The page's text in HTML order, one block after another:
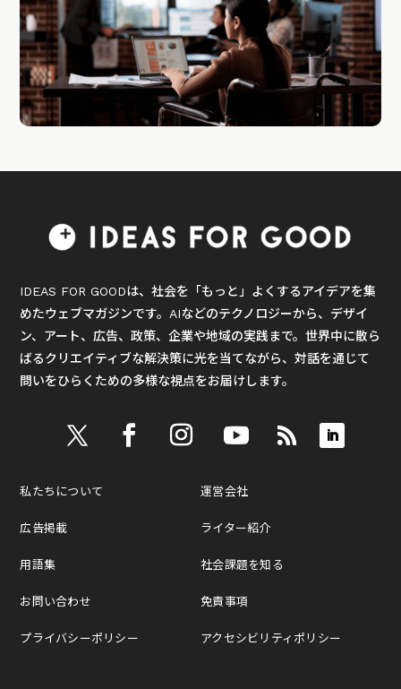
IDEAS FOR GOODは、社会を「もっと」よくするアイデアを集
めたウェブマガジンです。AIなどのテクノロジーから、デザイ
ン、アート、広告、政策、企業や地域の実践まで。世界中に散ら
ばるクリエイティブな解決策に光を当てながら、対話を通じて
問いをひらくための多様な視点をお届けします。
私たちについて
広告掲載
用語集
お問い合わせ
プライバシーポリシー
運営会社
ライター紹介
社会課題を知る
免責事項
アクセシビリティポリシー